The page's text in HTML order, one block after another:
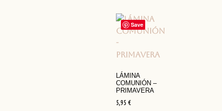
Save
LÁMINA
COMUNIÓN –
PRIMAVERA
5,95 €